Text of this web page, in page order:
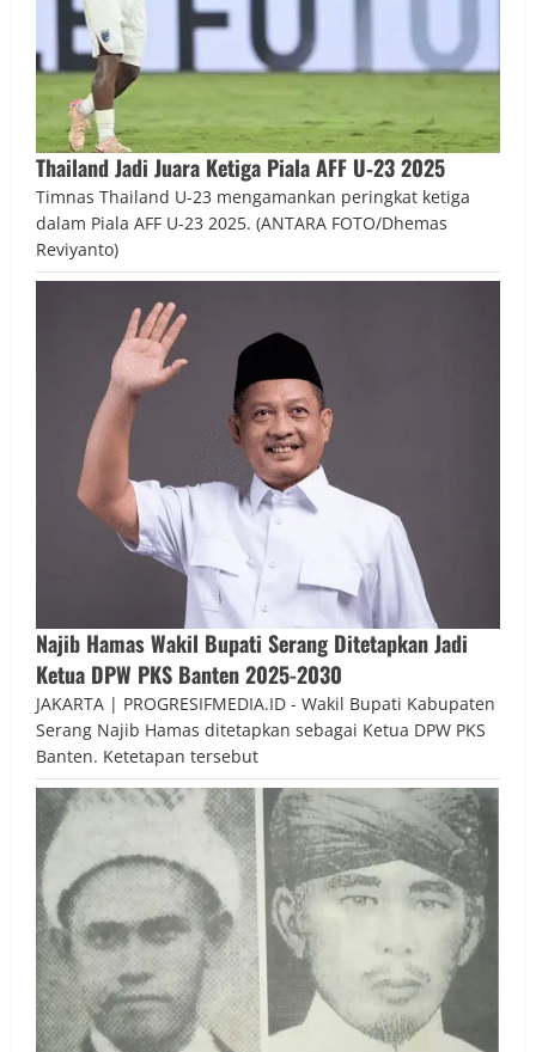
Thailand Jadi Juara Ketiga Piala AFF U‑23 2025
Timnas Thailand U-23 mengamankan peringkat ketiga
dalam Piala AFF U-23 2025. (ANTARA FOTO/Dhemas
Reviyanto)
Najib Hamas Wakil Bupati Serang Ditetapkan Jadi
Ketua DPW PKS Banten 2025-2030
JAKARTA | PROGRESIFMEDIA.ID - Wakil Bupati Kabupaten
Serang Najib Hamas ditetapkan sebagai Ketua DPW PKS
Banten. Ketetapan tersebut